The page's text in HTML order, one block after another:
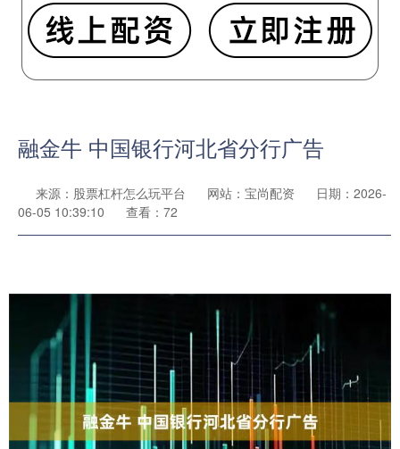
融金牛 中国银行河北省分行广告
来源：股票杠杆怎么玩平台 网站：宝尚配资
日期：2026-
06-05 10:39:10
查看：72